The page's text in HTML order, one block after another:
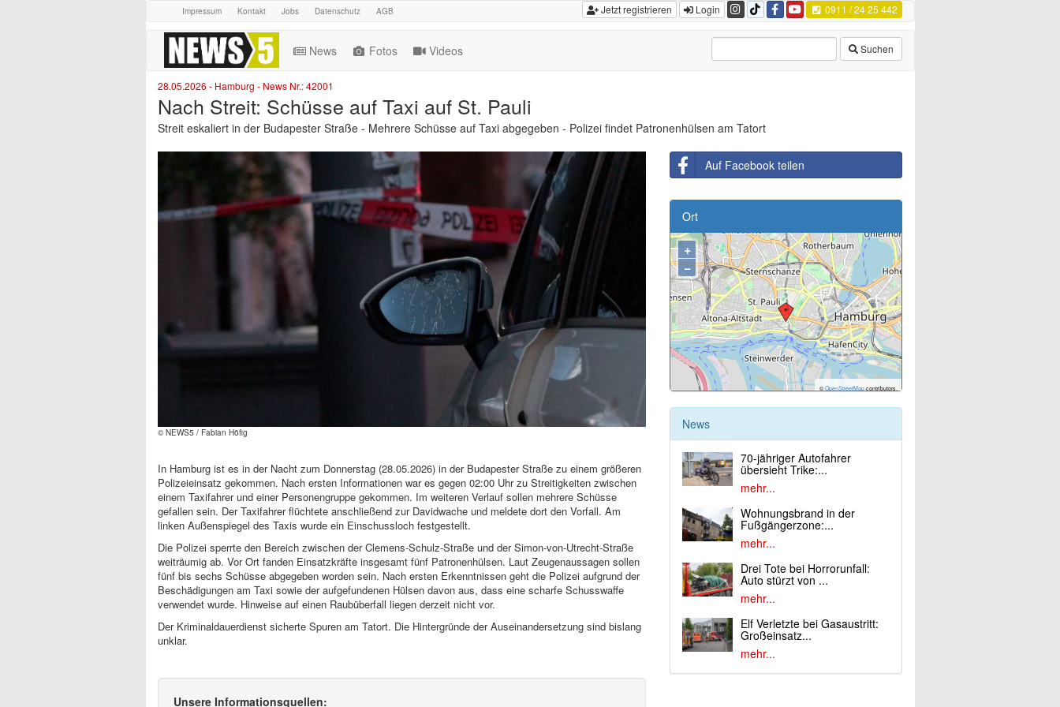
Jetzt registrieren Login 0911 / 24 25 442
Impressum Kontakt Jobs Datenschutz AGB
News Fotos Videos Suchen
28.05.2026 - Hamburg - News Nr.: 42001
Nach Streit: Schüsse auf Taxi auf St. Pauli
Streit eskaliert in der Budapester Straße - Mehrere Schüsse auf Taxi abgegeben - Polizei findet Patronenhülsen am Tatort
© NEWS5 / Fabian Höfig
In Hamburg ist es in der Nacht zum Donnerstag (28.05.2026) in der Budapester Straße zu einem größeren
Polizeieinsatz gekommen. Nach ersten Informationen war es gegen 02:00 Uhr zu Streitigkeiten zwischen
einem Taxifahrer und einer Personengruppe gekommen. Im weiteren Verlauf sollen mehrere Schüsse
gefallen sein. Der Taxifahrer flüchtete anschließend zur Davidwache und meldete dort den Vorfall. Am
linken Außenspiegel des Taxis wurde ein Einschussloch festgestellt.
Die Polizei sperrte den Bereich zwischen der Clemens-Schulz-Straße und der Simon-von-Utrecht-Straße
weiträumig ab. Vor Ort fanden Einsatzkräfte insgesamt fünf Patronenhülsen. Laut Zeugenaussagen sollen
fünf bis sechs Schüsse abgegeben worden sein. Nach ersten Erkenntnissen geht die Polizei aufgrund der
Beschädigungen am Taxi sowie der aufgefundenen Hülsen davon aus, dass eine scharfe Schusswaffe
verwendet wurde. Hinweise auf einen Raubüberfall liegen derzeit nicht vor.
Der Kriminaldauerdienst sicherte Spuren am Tatort. Die Hintergründe der Auseinandersetzung sind bislang
unklar.
Unsere Informationsquellen:
Auf Facebook teilen
Ort
+
−
© OpenStreetMapcontributors.
News
70-jähriger Autofahrer
übersieht Trike:...
mehr...
Wohnungsbrand in der
Fußgängerzone:...
mehr...
Drei Tote bei Horrorunfall:
Auto stürzt von ...
mehr...
Elf Verletzte bei Gasaustritt:
Großeinsatz...
mehr...